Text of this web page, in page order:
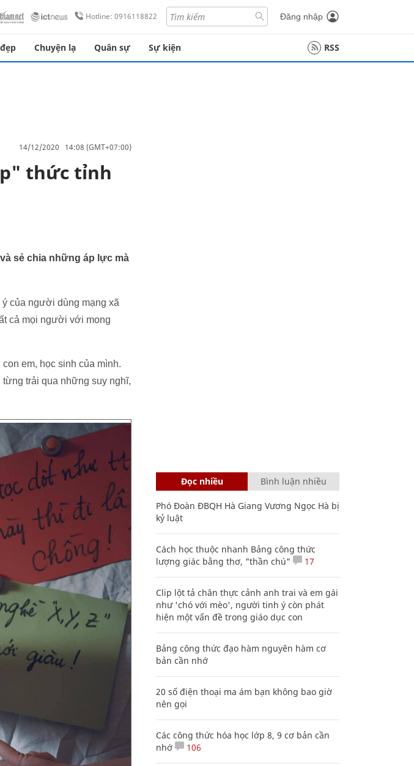
Hotline: 0916118822 Đăng nhập
Chuyện lạ Quân sự Sự kiện RSS
14/12/2020 14:08 (GMT+07:00)
thức tỉnh
sẻ chia những áp lực mà
của người dùng mạng xã
cả mọi người với mong
em, học sinh của mình.
trải qua những suy nghĩ,
Đọc nhiều Bình luận nhiều
Phó Đoàn ĐBQH Hà Giang Vương Ngọc Hà bị
kỷ luật
Cách học thuộc nhanh Bảng công thức
lượng giác bằng thơ, "thần chú"
17
Clip lột tả chân thực cảnh anh trai và em gái
như 'chó với mèo', người tinh ý còn phát
hiện một vấn đề trong giáo dục con
Bảng công thức đạo hàm nguyên hàm cơ
bản cần nhớ
20 số điện thoại ma ám bạn không bao giờ
nên gọi
Các công thức hóa học lớp 8, 9 cơ bản cần
nhớ
106